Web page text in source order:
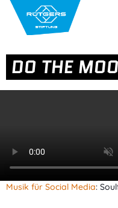
DO THE
Musik für Social Media: